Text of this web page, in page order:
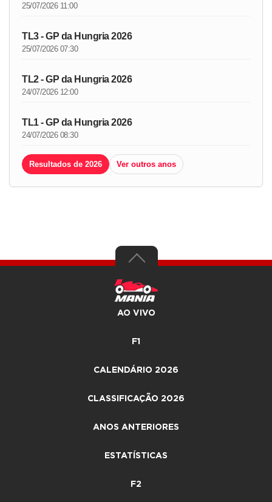
25/07/2026 11:00
TL3 - GP da Hungria 2026
25/07/2026 07:30
TL2 - GP da Hungria 2026
24/07/2026 12:00
TL1 - GP da Hungria 2026
24/07/2026 08:30
Resultados de 2026 Ver outros anos
AO VIVO
F1
CALENDÁRIO 2026
CLASSIFICAÇÃO 2026
ANOS ANTERIORES
ESTATÍSTICAS
F2